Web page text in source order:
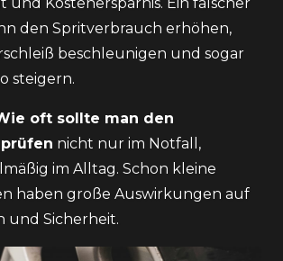
den Spritverbrauch erhöhen,
beschleunigen und sogar
steigern.
oft sollte man den
nicht nur im Notfall,
im Alltag. Schon kleine
haben große Auswirkungen auf
und Sicherheit.